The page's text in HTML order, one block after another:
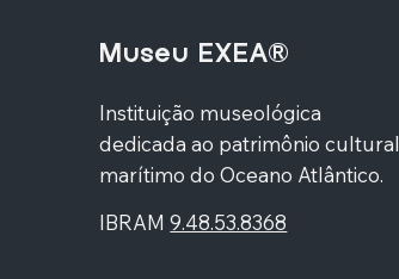
Museu EXEA®
Instituição museológica
dedicada ao patrimônio cultural
marítimo do Oceano Atlântico.
IBRAM9.48.53.8368